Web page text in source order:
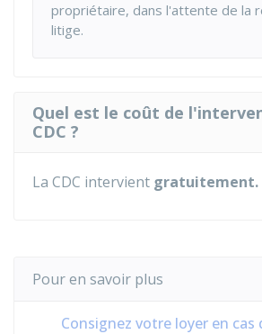
propriétaire, dans l'attente de la
litige.
Quel est le coût de
CDC ?
La CDC intervient gratuitement.
Pour en savoir plus
Consignez votre loyer en cas